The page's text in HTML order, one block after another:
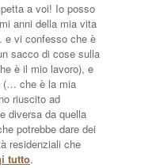
a voi! Io posso
anni della mia vita
e vi confesso che è
sacco di cose sulla
è il mio lavoro), e
(… che è la mia
riuscito ad
diversa da quella
potrebbe dare dei
residenziali che
tutto.